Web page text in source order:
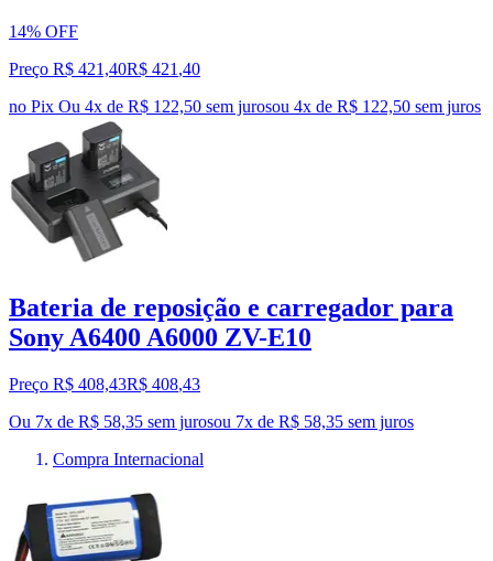
14% OFF
Preço R$ 421,40R$ 421 ,40
no Pix Ou 4x de R$ 122,50 sem jurosou 4x de R$ 122,50 sem juros
Bateria de reposição e carregador para
Sony A6400 A6000 ZV-E10
Preço R$ 408,43R$ 408,43
Ou 7x de R$ 58,35 sem jurosou 7x de R$ 58,35 sem juros
Compra Internacional